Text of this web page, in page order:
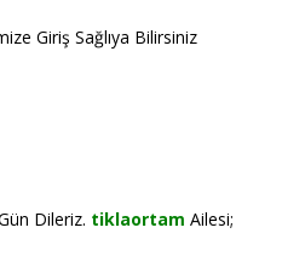
Giriş Sağlıya Bilirsiniz
Dileriz. tiklaortam Ailesi;